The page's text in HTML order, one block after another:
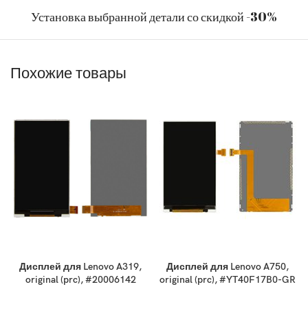
Установка выбранной детали со скидкой -30%
Похожие товары
Дисплей для Lenovo A319,
original (prc), #20006142
Дисплей для Lenovo A750,
original (prc), #YT40F17B0-GR